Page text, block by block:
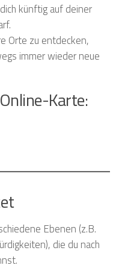
künftig auf deiner
Orte zu entdecken,
immer wieder neue
Karte:
Ebenen (z.B.
die du nach